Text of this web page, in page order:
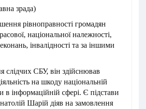
зрада)
рівноправності громадян
національної належності,
інвалідності та за іншими
слідчих СБУ, він здійснював
на шкоду національній
в інформаційній сфері. Є підстави
Шарій діяв на замовлення